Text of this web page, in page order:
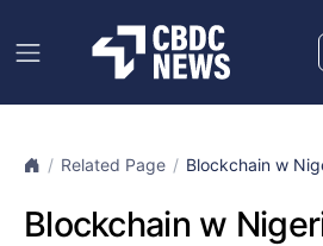
Related Page Blockchain w
Blockchain w